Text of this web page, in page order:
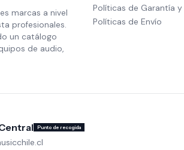
marcas a nivel
profesionales.
un catálogo
de audio,
Políticas de Garantía
Políticas de Envío
Punto de recogida